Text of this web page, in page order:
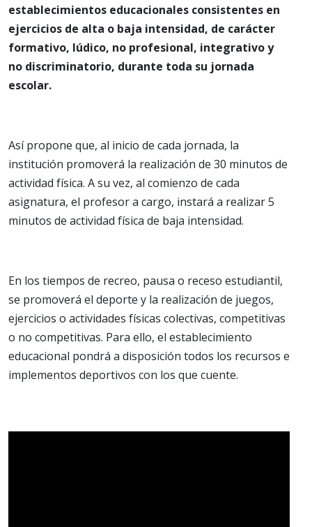
establecimientos educacionales consistentes en
ejercicios de alta o baja intensidad, de carácter
formativo, lúdico, no profesional, integrativo y
no discriminatorio, durante toda su jornada
escolar.
Así propone que, al inicio de cada jornada, la
institución promoverá la realización de 30 minutos de
actividad física. A su vez, al comienzo de cada
asignatura, el profesor a cargo, instará a realizar 5
minutos de actividad física de baja intensidad.
En los tiempos de recreo, pausa o receso estudiantil,
se promoverá el deporte y la realización de juegos,
ejercicios o actividades físicas colectivas, competitivas
o no competitivas. Para ello, el establecimiento
educacional pondrá a disposición todos los recursos e
implementos deportivos con los que cuente.